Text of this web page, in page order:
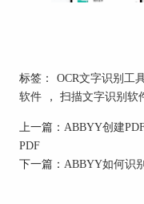
2、ABBYY
内算是很高的水平
是带复杂表格、公
别，还能最大程度
识别工具比起来，
办公文件时优势特
标签： OCR文字识别工
软件
， 扫描文字识别软
上一篇： ABBYY创建
PDF
下一篇： ABBYY如何识